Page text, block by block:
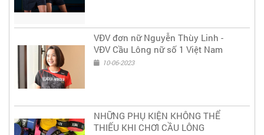
VĐV đơn nữ Nguyễn Thùy Linh -
VĐV Cầu Lông nữ số 1 Việt Nam
10-06-2023
NHỮNG PHỤ KIỆN KHÔNG THỂ
THIẾU KHI CHƠI CẦU LÔNG